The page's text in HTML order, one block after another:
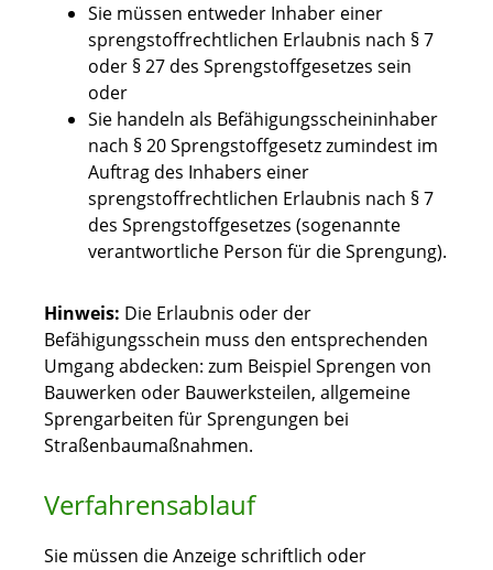
Sie müssen entweder Inhaber einer
sprengstoffrechtlichen Erlaubnis nach § 7
oder § 27 des Sprengstoffgesetzes sein
oder
Sie handeln als Befähigungsscheininhaber
nach § 20 Sprengstoffgesetz zumindest im
Auftrag des Inhabers einer
sprengstoffrechtlichen Erlaubnis nach § 7
des Sprengstoffgesetzes (sogenannte
verantwortliche Person für die Sprengung).
Hinweis: Die Erlaubnis oder der
Befähigungsschein muss den entsprechenden
Umgang abdecken: zum Beispiel Sprengen von
Bauwerken oder Bauwerksteilen, allgemeine
Sprengarbeiten für Sprengungen bei
Straßenbaumaßnahmen.
Verfahrensablauf
Sie müssen die Anzeige schriftlich oder